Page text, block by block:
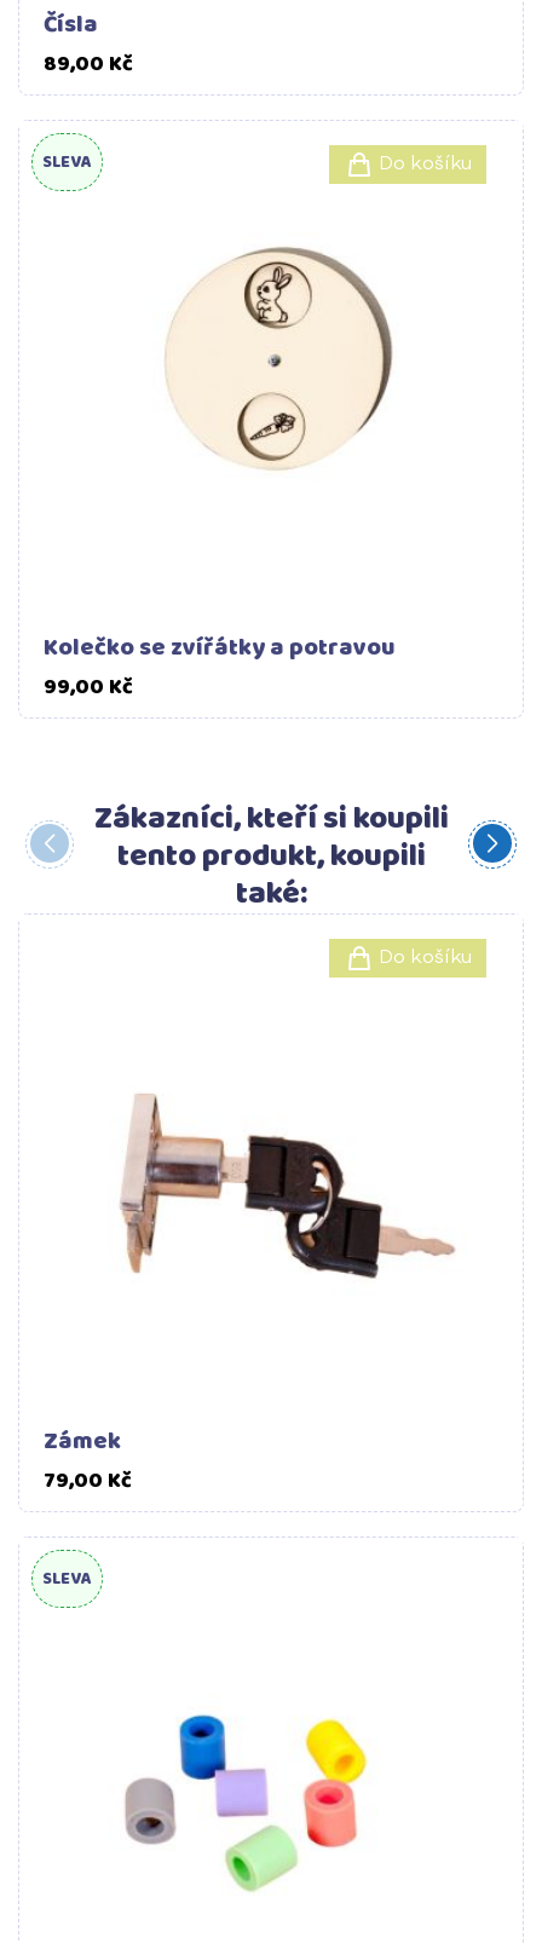
Čísla
89,00 KčCena
SLEVA Do košíku
Kolečko se zvířátky a potravou
99,00 KčCena
Zákazníci, kteří si koupili
tento produkt, koupili
také:
Do košíku
Zámek
79,00 KčCena
SLEVA